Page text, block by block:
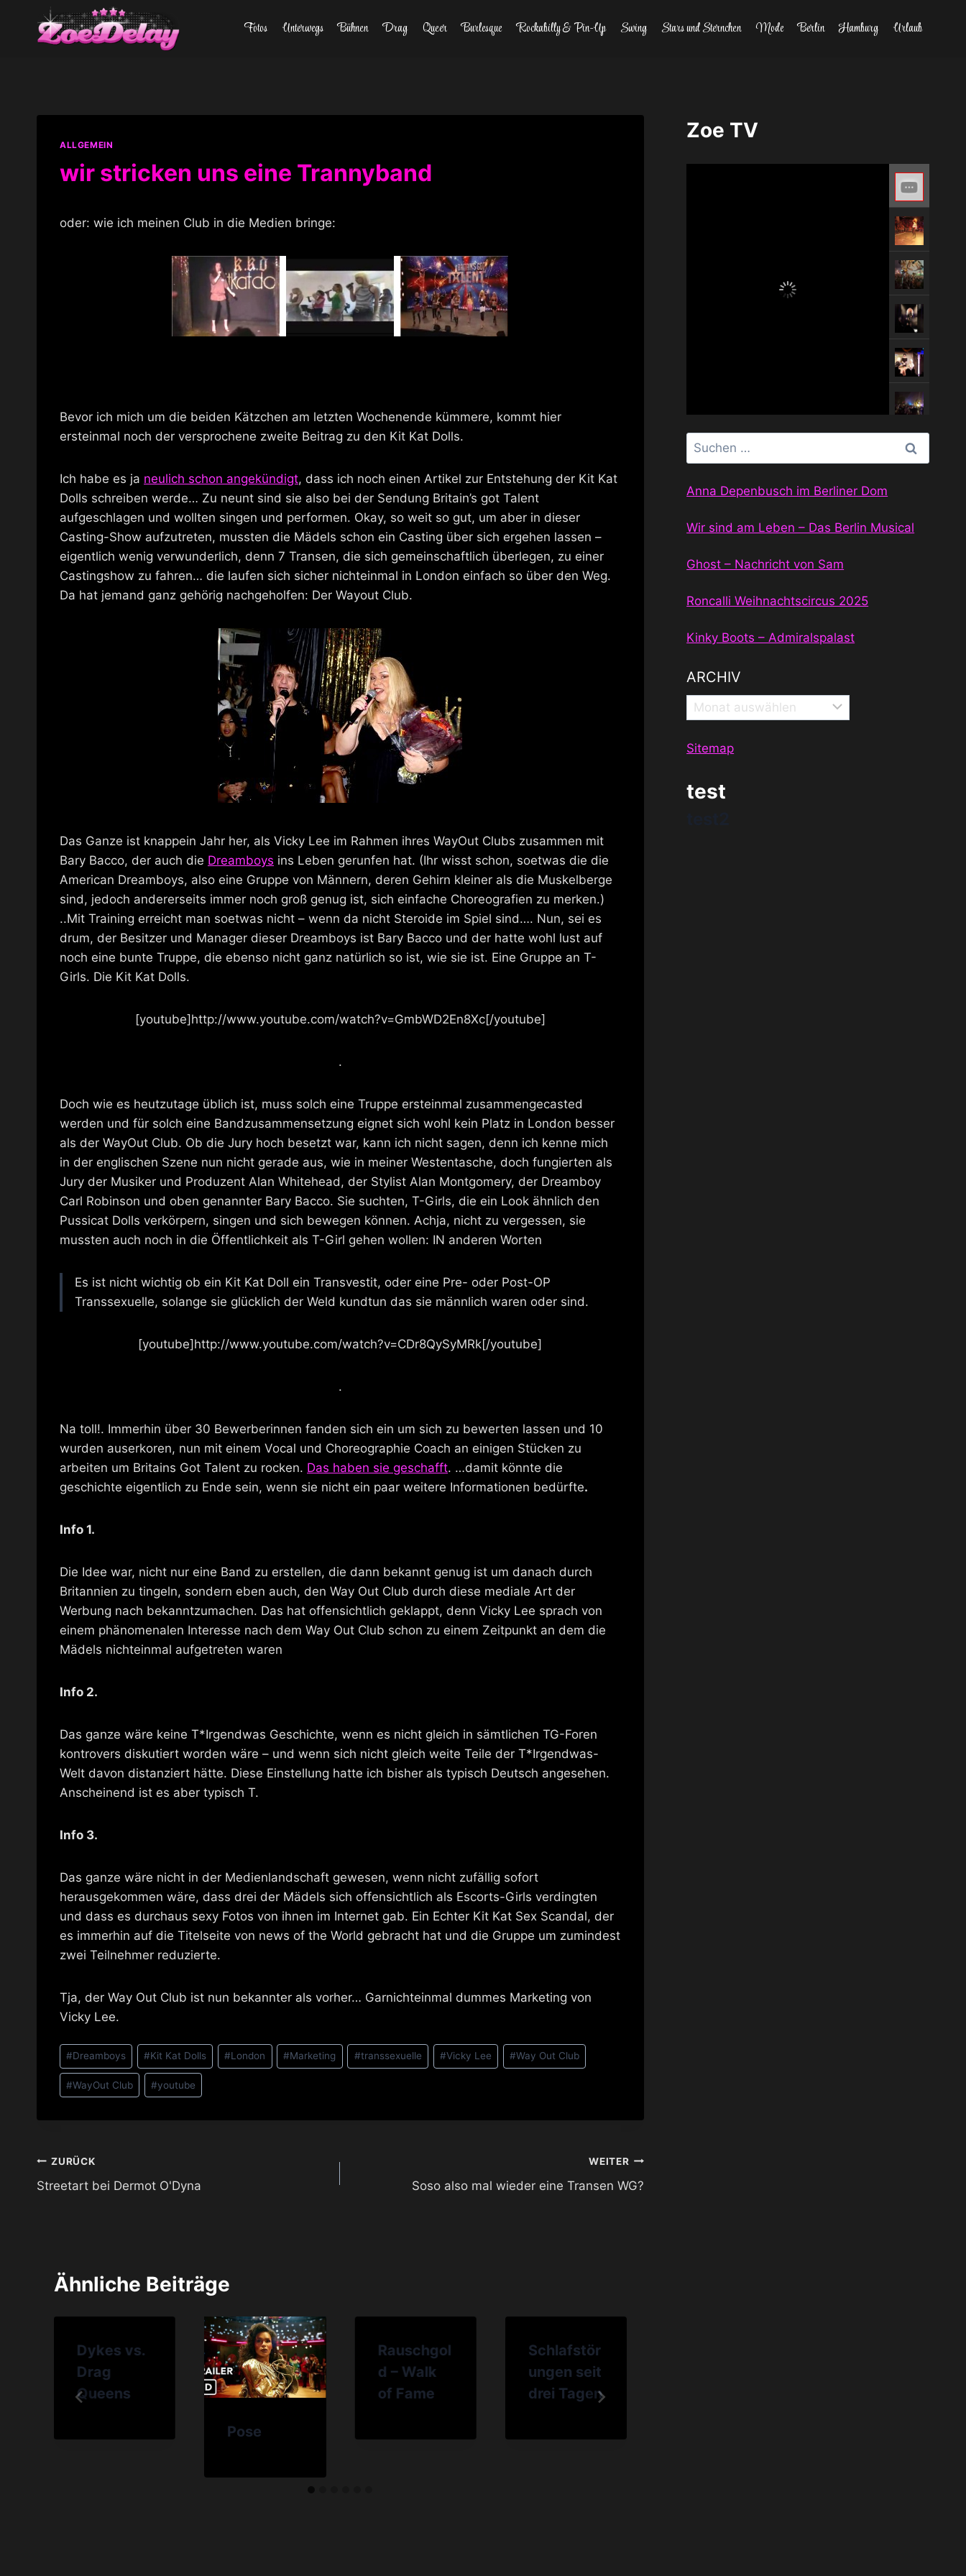
springen
Fotos Unterwegs Bühnen Drag Queer Burlesque Rockabilly & Pin-Up Swing Stars und Sternchen Mode Berlin Hamburg Urlaub
ALLGEMEIN
wir stricken uns eine Trannyband
oder: wie ich meinen Club in die Medien bringe:
Bevor ich mich um die beiden Kätzchen am letzten Wochenende kümmere, kommt hier
ersteinmal noch der versprochene zweite Beitrag zu den Kit Kat Dolls.
Ich habe es ja neulich schon angekündigt, dass ich noch einen Artikel zur Entstehung der Kit Kat
Dolls schreiben werde… Zu neunt sind sie also bei der Sendung Britain’s got Talent
aufgeschlagen und wollten singen und performen. Okay, so weit so gut, um aber in dieser
Casting-Show aufzutreten, mussten die Mädels schon ein Casting über sich ergehen lassen –
eigentlich wenig verwunderlich, denn 7 Transen, die sich gemeinschaftlich überlegen, zu einer
Castingshow zu fahren… die laufen sich sicher nichteinmal in London einfach so über den Weg.
Da hat jemand ganz gehörig nachgeholfen: Der Wayout Club.
Das Ganze ist knappein Jahr her, als Vicky Lee im Rahmen ihres WayOut Clubs zusammen mit
Bary Bacco, der auch die Dreamboys ins Leben gerunfen hat. (Ihr wisst schon, soetwas die die
American Dreamboys, also eine Gruppe von Männern, deren Gehirn kleiner als die Muskelberge
sind, jedoch andererseits immer noch groß genug ist, sich einfache Choreografien zu merken.)
..Mit Training erreicht man soetwas nicht – wenn da nicht Steroide im Spiel sind…. Nun, sei es
drum, der Besitzer und Manager dieser Dreamboys ist Bary Bacco und der hatte wohl lust auf
noch eine bunte Truppe, die ebenso nicht ganz natürlich so ist, wie sie ist. Eine Gruppe an T-
Girls. Die Kit Kat Dolls.
[youtube]http://www.youtube.com/watch?v=GmbWD2En8Xc[/youtube]
.
Doch wie es heutzutage üblich ist, muss solch eine Truppe ersteinmal zusammengecasted
werden und für solch eine Bandzusammensetzung eignet sich wohl kein Platz in London besser
als der WayOut Club. Ob die Jury hoch besetzt war, kann ich nicht sagen, denn ich kenne mich
in der englischen Szene nun nicht gerade aus, wie in meiner Westentasche, doch fungierten als
Jury der Musiker und Produzent Alan Whitehead, der Stylist Alan Montgomery, der Dreamboy
Carl Robinson und oben genannter Bary Bacco. Sie suchten, T-Girls, die ein Look ähnlich den
Pussicat Dolls verkörpern, singen und sich bewegen können. Achja, nicht zu vergessen, sie
mussten auch noch in die Öffentlichkeit als T-Girl gehen wollen: IN anderen Worten
Es ist nicht wichtig ob ein Kit Kat Doll ein Transvestit, oder eine Pre- oder Post-OP
Transsexuelle, solange sie glücklich der Weld kundtun das sie männlich waren oder sind.
[youtube]http://www.youtube.com/watch?v=CDr8QySyMRk[/youtube]
.
Na toll!. Immerhin über 30 Bewerberinnen fanden sich ein um sich zu bewerten lassen und 10
wurden auserkoren, nun mit einem Vocal und Choreographie Coach an einigen Stücken zu
arbeiten um Britains Got Talent zu rocken. Das haben sie geschafft. …damit könnte die
geschichte eigentlich zu Ende sein, wenn sie nicht ein paar weitere Informationen bedürfte.
Info 1.
Die Idee war, nicht nur eine Band zu erstellen, die dann bekannt genug ist um danach durch
Britannien zu tingeln, sondern eben auch, den Way Out Club durch diese mediale Art der
Werbung nach bekanntzumachen. Das hat offensichtlich geklappt, denn Vicky Lee sprach von
einem phänomenalen Interesse nach dem Way Out Club schon zu einem Zeitpunkt an dem die
Mädels nichteinmal aufgetreten waren
Info 2.
Das ganze wäre keine T*Irgendwas Geschichte, wenn es nicht gleich in sämtlichen TG-Foren
kontrovers diskutiert worden wäre – und wenn sich nicht gleich weite Teile der T*Irgendwas-
Welt davon distanziert hätte. Diese Einstellung hatte ich bisher als typisch Deutsch angesehen.
Anscheinend ist es aber typisch T.
Info 3.
Das ganze wäre nicht in der Medienlandschaft gewesen, wenn nicht zufällig sofort
herausgekommen wäre, dass drei der Mädels sich offensichtlich als Escorts-Girls verdingten
und dass es durchaus sexy Fotos von ihnen im Internet gab. Ein Echter Kit Kat Sex Scandal, der
es immerhin auf die Titelseite von news of the World gebracht hat und die Gruppe um zumindest
zwei Teilnehmer reduzierte.
Tja, der Way Out Club ist nun bekannter als vorher… Garnichteinmal dummes Marketing von
Vicky Lee.
Schlagworte:
#Dreamboys #Kit Kat Dolls #London #Marketing #transsexuelle #Vicky Lee #Way Out Club
#WayOut Club #youtube
Beitragsnavigation
ZURÜCK
Streetart bei Dermot O'Dyna
WEITER
Soso also mal wieder eine Transen WG?
Ähnliche Beiträge
Dykes vs.
Drag
Queens
Pose
Rauschgol
d – Walk
of Fame
Schlafstör
ungen seit
drei Tagen
Zoe TV
Suchen
nach:
Anna Depenbusch im Berliner Dom
Wir sind am Leben – Das Berlin Musical
Ghost – Nachricht von Sam
Roncalli Weihnachtscircus 2025
Kinky Boots – Admiralspalast
ARCHIV
Archiv
Sitemap
test